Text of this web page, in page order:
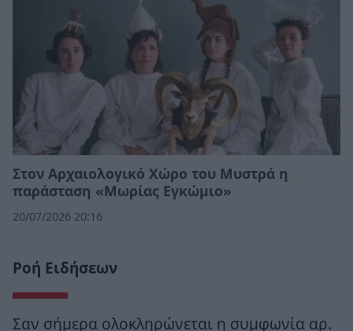
Στον Αρχαιολογικό Χώρο του Μυστρά η
παράσταση «Μωρίας Εγκώμιο»
20/07/2026 20:16
Ροή Ειδήσεων
Σαν σήμερα ολοκληρώνεται η συμφωνία αρ.